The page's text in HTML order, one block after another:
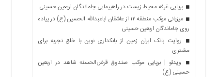
برپایی غرفه محیط زیست در راهپیمایی جاماندگان اربعین حسینی
میزبانی موکب منطقه ۱۲ از عاشقان اباعبدالله الحسین (ع) در پیاده
روی جاماندگان اربعین حسینی
روایت بانک ایران زمین از بانکداری نوین با خلق تجربه برای
مشتری
ویدئو | برپایی موکب صندوق قرض‌الحسنه شاهد در اربعین
حسینی (ع)